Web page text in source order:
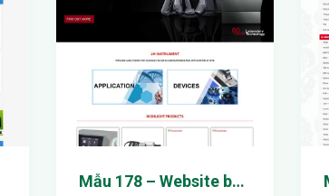
Mẫu 178 – Website bán